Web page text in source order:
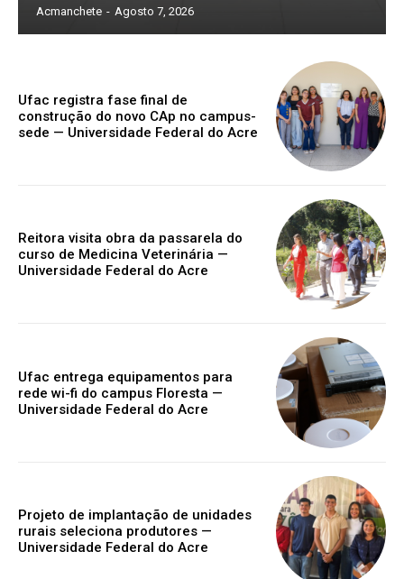
Acmanchete - Agosto 7, 2026
Ufac registra fase final de
construção do novo CAp no campus-
sede — Universidade Federal do Acre
Reitora visita obra da passarela do
curso de Medicina Veterinária —
Universidade Federal do Acre
Ufac entrega equipamentos para
rede wi-fi do campus Floresta —
Universidade Federal do Acre
Projeto de implantação de unidades
rurais seleciona produtores —
Universidade Federal do Acre